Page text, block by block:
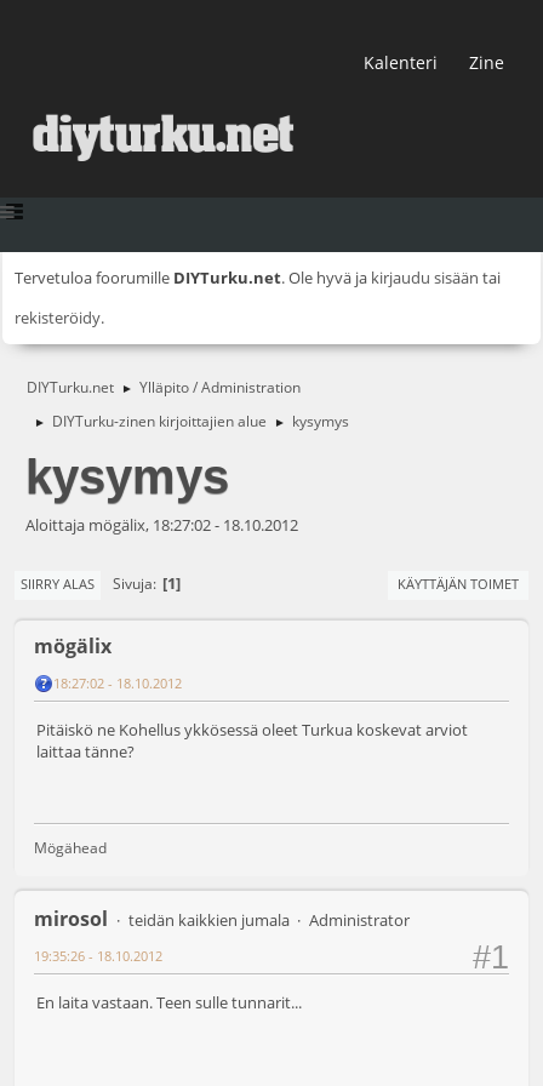
Kalenteri Zine
Tervetuloa foorumille DIYTurku.net. Ole hyvä ja kirjaudu sisään tai
rekisteröidy.
DIYTurku.net ► Ylläpito / Administration
► DIYTurku-zinen kirjoittajien alue ► kysymys
kysymys
Aloittaja mögälix, 18:27:02 - 18.10.2012
SIIRRY ALAS Sivuja 1 KÄYTTÄJÄN TOIMET
mögälix
18:27:02 - 18.10.2012
Pitäiskö ne Kohellus ykkösessä oleet Turkua koskevat arviot
laittaa tänne?
Mögähead
mirosol teidän kaikkien jumala Administrator
#1
19:35:26 - 18.10.2012
En laita vastaan. Teen sulle tunnarit...